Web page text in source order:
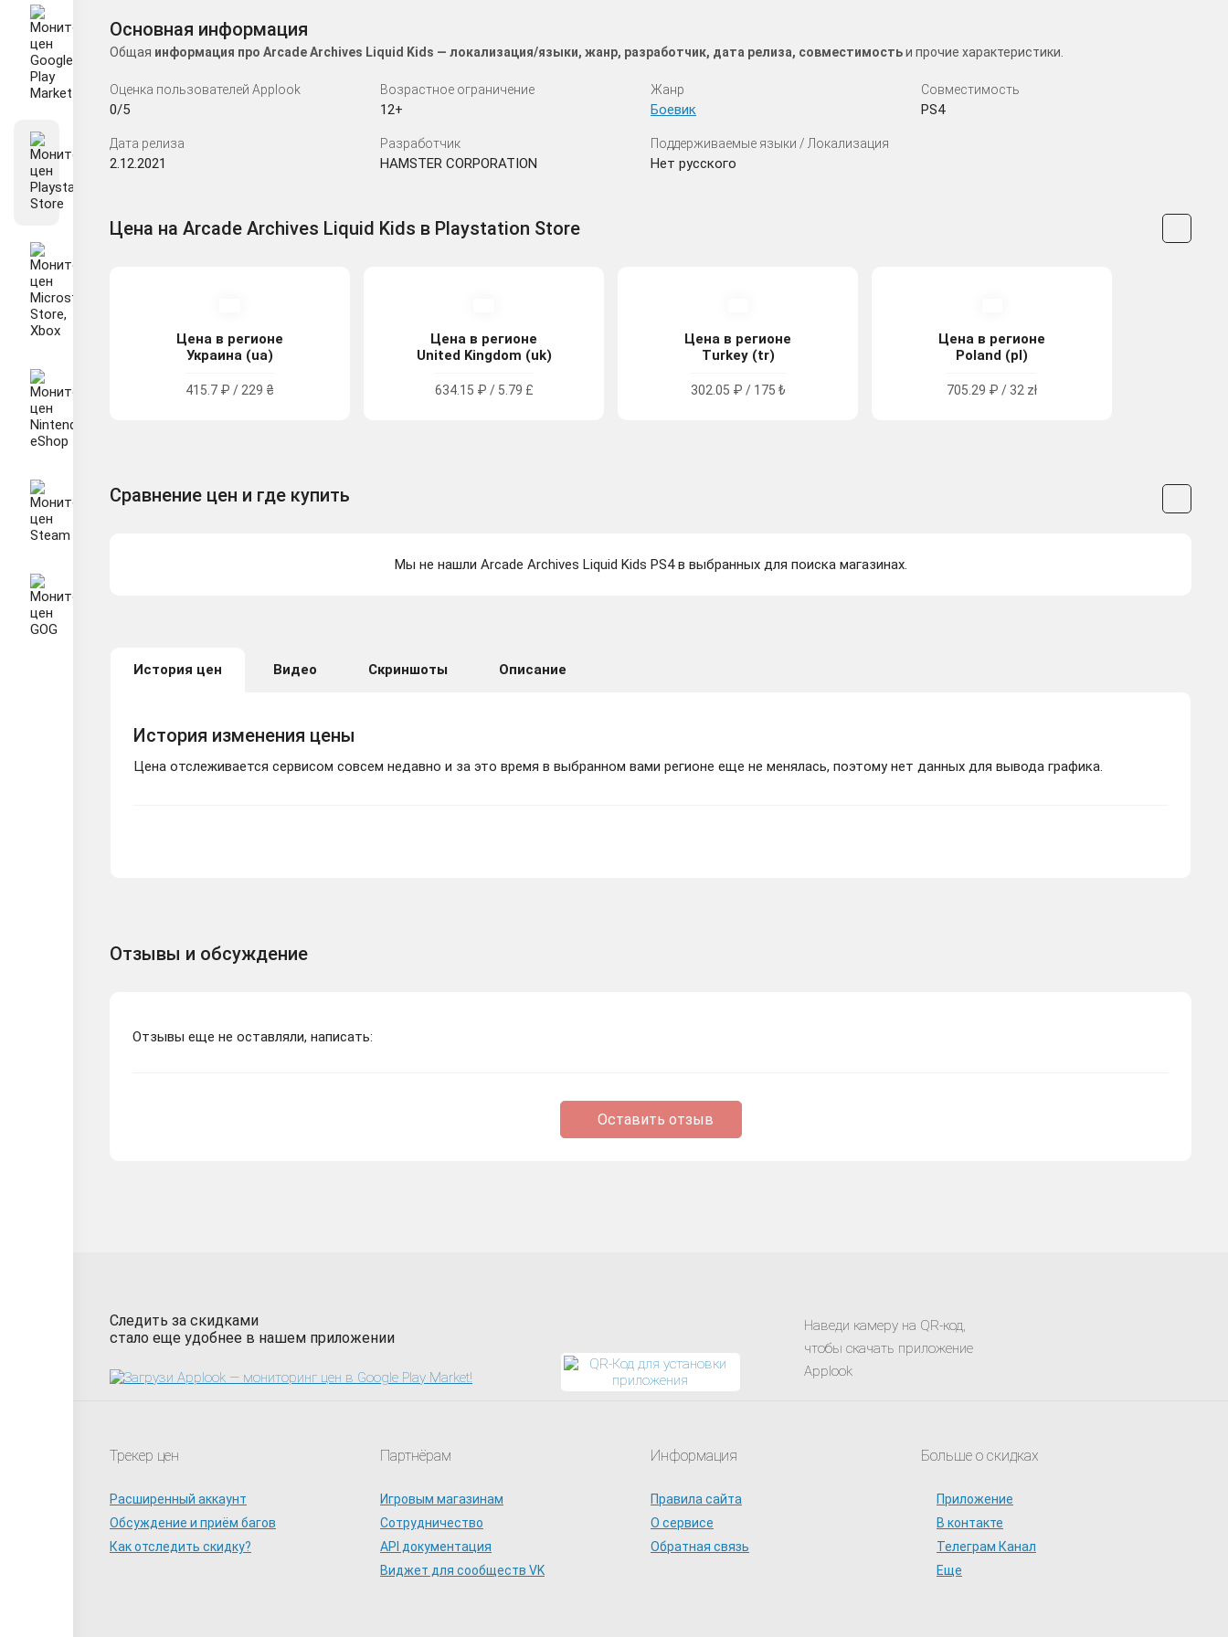
Основная информация
Общая информация про Arcade Archives Liquid Kids — локализация/языки, жанр, разработчик, дата релиза, совместимостьи прочие характеристики.
Оценка пользователей Applook
0/5
Возрастное ограничение
12+
Жанр
Боевик
Совместимость
PS4
Дата релиза
2.12.2021
Разработчик
HAMSTER CORPORATION
Поддерживаемые языки / Локализация
Нет русского
Цена на Arcade Archives Liquid Kids в Playstation Store
Цена в регионе
Украина (ua)
415.7 ₽ / 229 ₴
Цена в регионе
United Kingdom (uk)
634.15 ₽ / 5.79 £
Цена в регионе
Turkey (tr)
302.05 ₽ / 175 ₺
Цена в регионе
Poland (pl)
705.29 ₽ / 32 zł
Сравнение цен и где купить
Мы не нашли Arcade Archives Liquid Kids PS4 в выбранных для поиска магазинах.
История цен Видео Скриншоты Описание
История изменения цены
Цена отслеживается сервисом совсем недавно и за это время в выбранном вами регионе еще не менялась, поэтому нет данных для вывода графика.
Отзывы и обсуждение
Отзывы еще не оставляли, написать:
Оставить отзыв
Следить за скидками
стало еще удобнее в нашем приложении
Наведи камеру на QR-код,
чтобы скачать приложение
Applook
Трекер цен
Расширенный аккаунт
Обсуждение и приём багов
Как отследить скидку?
Партнёрам
Игровым магазинам
Сотрудничество
API документация
Виджет для сообществ VK
Информация
Правила сайта
О сервисе
Обратная связь
Больше о скидках
Приложение
В контакте
Телеграм Канал
Еще